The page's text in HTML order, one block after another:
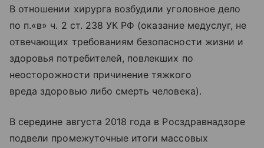
В отношении хирурга возбудили уголовное дело
по п.«в» ч. 2 ст. 238 УК РФ (оказание медуслуг, не
отвечающих требованиям безопасности жизни и
здоровья потребителей, повлекших по
неосторожности причинение тяжкого
вреда здоровью либо смерть человека).
В середине августа 2018 года в Росздравнадзоре
подвели промежуточные итоги массовых